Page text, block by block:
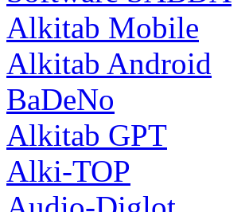
Alkitab Mobile
Alkitab Android
BaDeNo
Alkitab GPT
Alki-TOP